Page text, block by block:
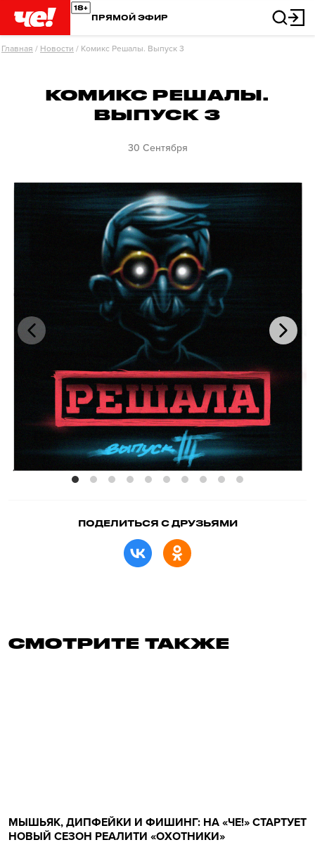
ПРЯМОЙ ЭФИР
Главная / Новости / Комикс Решалы. Выпуск 3
КОМИКС РЕШАЛЫ.
ВЫПУСК 3
30 Сентября
ПОДЕЛИТЬСЯ С ДРУЗЬЯМИ
СМОТРИТЕ ТАКЖЕ
МЫШЬЯК, ДИПФЕЙКИ И ФИШИНГ: НА «ЧЕ!» СТАРТУЕТ
НОВЫЙ СЕЗОН РЕАЛИТИ «ОХОТНИКИ»